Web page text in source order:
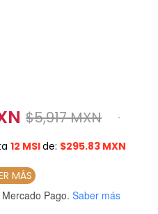
$5,917 MXN
12 MSIde: $295.83 MXN
MÁS
Pago. Saber más